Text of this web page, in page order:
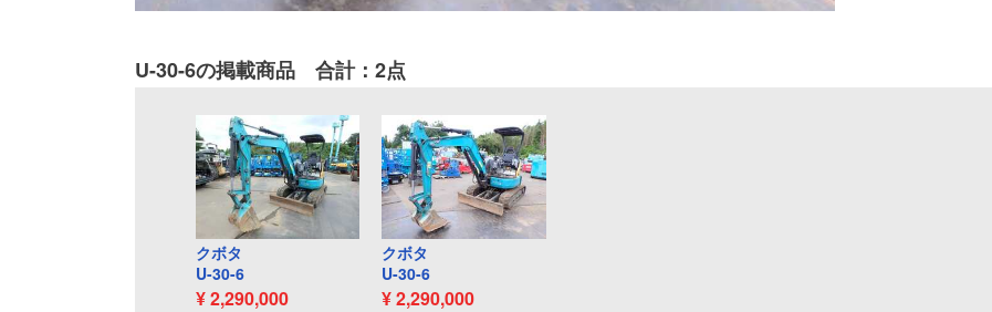
U-30-6の掲載商品 合計：2点
クボタ
U-30-6
¥ 2,290,000
クボタ
U-30-6
¥ 2,290,000